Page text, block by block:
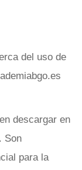
del uso de
descargar en
Son
para la